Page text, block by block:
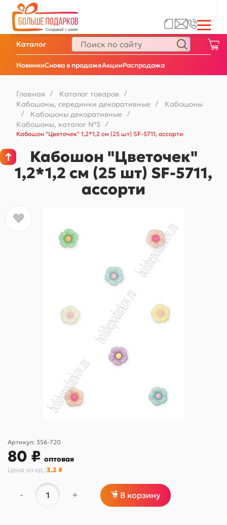
НовинкиСнова в продажеАкцииРаспродажа
Каталог
Главная / Каталог товаров /
Кабошоны, серединки декоративные / Кабошоны
/ Кабошоны декоративные /
Кабошоны, каталог №3
/
Кабошон "Цветочек" 1,2*1,2 см (25 шт) SF-5711, ассорти
Кабошон "Цветочек"
1,2*1,2 см (25 шт) SF-5711,
ассорти
Артикул: 356-720
80 ₽ оптовая
Цена за ед.:3.2 ₽
- + В корзину